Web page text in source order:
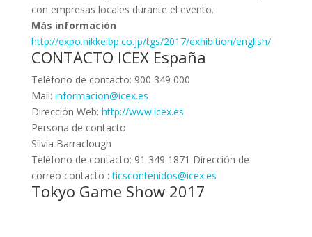
con empresas locales durante el evento.
Más información
http://expo.nikkeibp.co.jp/tgs/2017/exhibition/english/
CONTACTO ICEX España
Teléfono de contacto: 900 349 000
Mail: informacion@icex.es
Dirección Web: http://www.icex.es
Persona de contacto:
Silvia Barraclough
Teléfono de contacto: 91 349 1871 Dirección de
correo contacto :ticscontenidos@icex.es
Tokyo Game Show 2017